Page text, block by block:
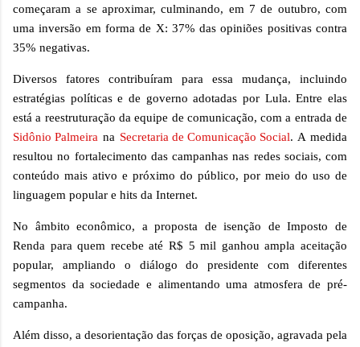
começaram a se aproximar, culminando, em 7 de outubro, com
uma inversão em forma de X: 37% das opiniões positivas contra
35% negativas.
Diversos fatores contribuíram para essa mudança, incluindo
estratégias políticas e de governo adotadas por Lula. Entre elas
está a reestruturação da equipe de comunicação, com a entrada de
Sidônio Palmeira na Secretaria de Comunicação Social. A medida
resultou no fortalecimento das campanhas nas redes sociais, com
conteúdo mais ativo e próximo do público, por meio do uso de
linguagem popular e hits da Internet.
No âmbito econômico, a proposta de isenção de Imposto de
Renda para quem recebe até R$ 5 mil ganhou ampla aceitação
popular, ampliando o diálogo do presidente com diferentes
segmentos da sociedade e alimentando uma atmosfera de pré-
campanha.
Além disso, a desorientação das forças de oposição, agravada pela